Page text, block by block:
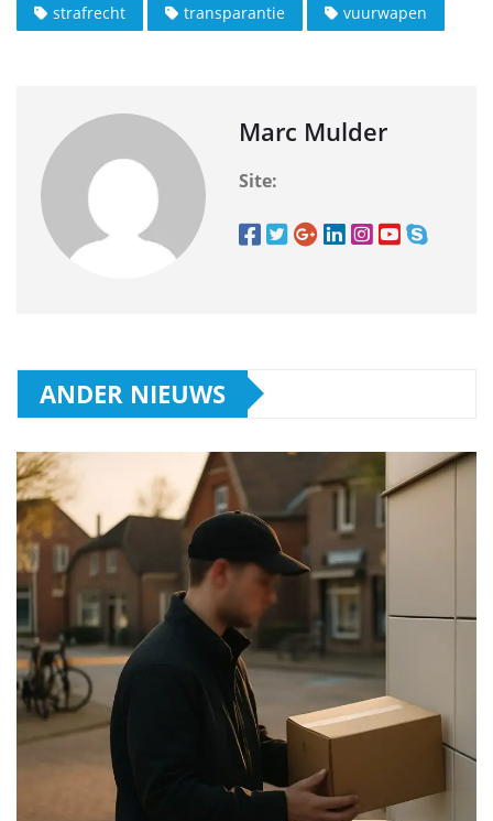
strafrecht
transparantie vuurwapen
Marc Mulder
Site:
ANDER NIEUWS